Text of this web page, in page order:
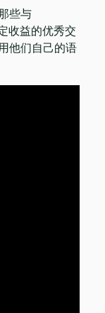
些与
收益的优秀交
他们自己的语